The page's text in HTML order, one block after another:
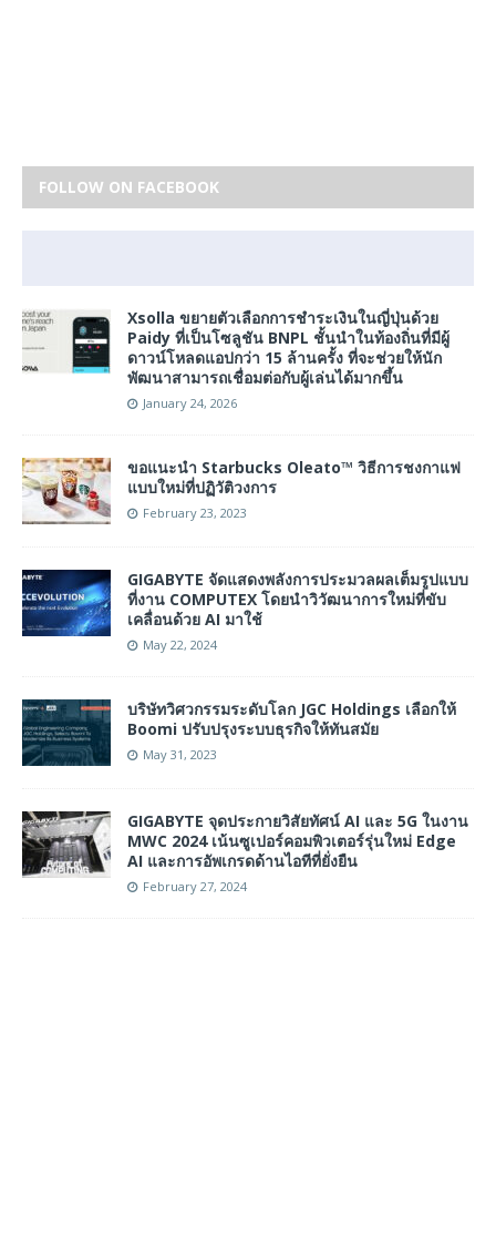
FOLLOW ON FACEBOOK
Xsolla ขยายตัวเลือกการชำระเงินในญี่ปุ่นด้วย
Paidy ที่เป็นโซลูชัน BNPL ชั้นนำในท้องถิ่นที่มีผู้
ดาวน์โหลดแอปกว่า 15 ล้านครั้ง ที่จะช่วยให้นัก
พัฒนาสามารถเชื่อมต่อกับผู้เล่นได้มากขึ้น
January 24, 2026
ขอแนะนำ Starbucks Oleato™ วิธีการชงกาแฟ
แบบใหม่ที่ปฏิวัติวงการ
February 23, 2023
GIGABYTE จัดแสดงพลังการประมวลผลเต็มรูปแบบ
ที่งาน COMPUTEX โดยนำวิวัฒนาการใหม่ที่ขับ
เคลื่อนด้วย AI มาใช้
May 22, 2024
บริษัทวิศวกรรมระดับโลก JGC Holdings เลือกให้
Boomi ปรับปรุงระบบธุรกิจให้ทันสมัย
May 31, 2023
GIGABYTE จุดประกายวิสัยทัศน์ AI และ 5G ในงาน
MWC 2024 เน้นซูเปอร์คอมพิวเตอร์รุ่นใหม่ Edge
AI และการอัพเกรดด้านไอทีที่ยั่งยืน
February 27, 2024